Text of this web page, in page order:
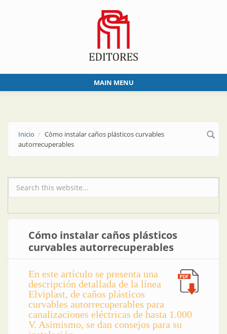
MAIN MENU
Inicio
Cómo instalar caños plásticos curvables
autorrecuperables
Formulario de búsqueda
Cómo instalar caños plásticos
curvables autorrecuperables
En este artículo se presenta una
descripción detallada de la línea
Elviplast, de caños plásticos
curvables autorrecuperables para
canalizaciones eléctricas de hasta 1.000
V. Asimismo, se dan consejos para su